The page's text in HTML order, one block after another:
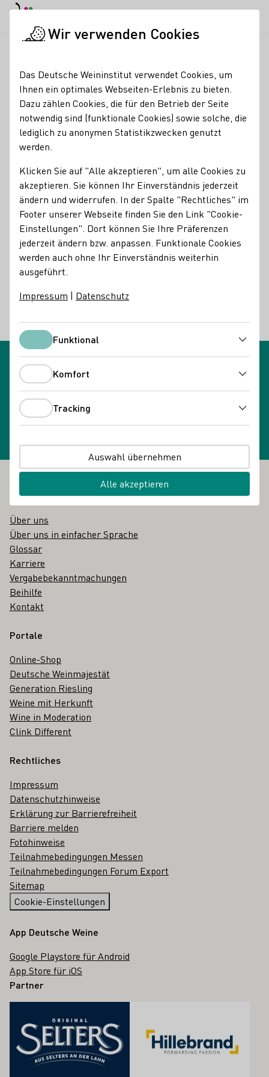
Glossareinträge
Name des Begriffes:
Ampelografie
Beschreibungen des Begriffes:
Ampelographie
Ampelographie ist die Lehre von der Bestimmung und
Beschreibung der Rebsortensowie ihrer
wissenschaftlichenKlassifizierung. Sie ist ein Teilgebiet
derÖnologie. In der Ampelographie werden die
charakteristischen Merkmale der Weinrebe angegeben:
Name, Synonyme, Heimat, Verbreitung, allgemeine
Eigenschaften des Rebstocks und der Weinbeere.
Synonyme: Rebsortenkunde
Zurück
Newsletteranmeldung
Fußbereich
Das DWI
Über uns
Über uns in einfacher Sprache
Glossar
Karriere
Vergabebekanntmachungen
Beihilfe
Kontakt
Portale
Online-Shop
Deutsche Weinmajestät
Generation Riesling
Weine mit Herkunft
Wine in Moderation
Clink Different
Rechtliches
Impressum
Datenschutzhinweise
Erklärung zur Barrierefreiheit
Barriere melden
Fotohinweise
Teilnahmebedingungen Messen
Teilnahmebedingungen Forum Export
Sitemap
Cookie-Einstellungen
Wir verwenden Cookies
Das Deutsche Weininstitut verwendet Cookies, um
Ihnen ein optimales Webseiten-Erlebnis zu bieten.
Dazu zählen Cookies, die für den Betrieb der Seite
notwendig sind (funktionale Cookies) sowie solche, die
lediglich zu anonymen Statistikzwecken genutzt
werden.
Klicken Sie auf "Alle akzeptieren", um alle Cookies zu
akzeptieren. Sie können Ihr Einverständnis jederzeit
ändern und widerrufen. In der Spalte "Rechtliches" im
Footer unserer Webseite finden Sie den Link "Cookie-
Einstellungen". Dort können Sie Ihre Präferenzen
jederzeit ändern bzw. anpassen. Funktionale Cookies
werden auch ohne Ihr Einverständnis weiterhin
ausgeführt.
Impressum | Datenschutz
FunktionalFunktional
Komfort
Tracking
Auswahl übernehmen
Alle akzeptieren
App Deutsche Weine
Google Playstore für Android
App Store für iOS
Partner